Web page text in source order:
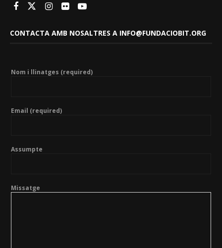
CONTACTA AMB NOSALTRES A INFO@FUNDACIOBIT.ORG
Nom i llinatges (required)
Email (required)
Assumpte
Missatge